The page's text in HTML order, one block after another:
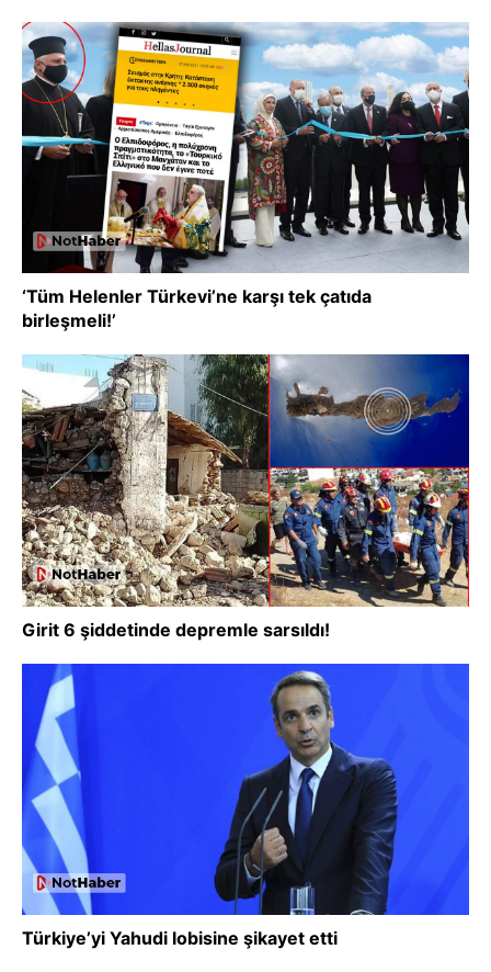
‘Tüm Helenler Türkevi’ne karşı tek çatıda
birleşmeli!’
Girit 6 şiddetinde depremle sarsıldı!
Türkiye’yi Yahudi lobisine şikayet etti